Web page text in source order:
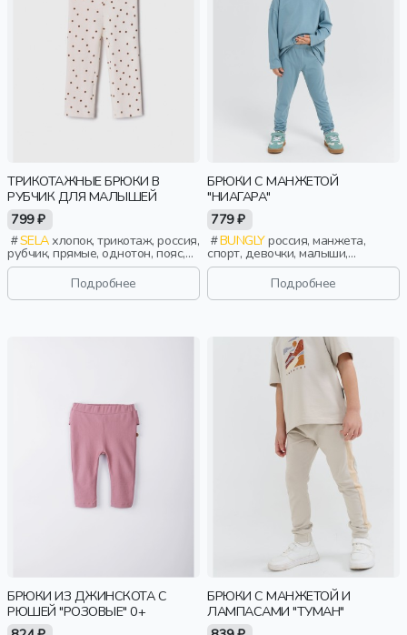
ТРИКОТАЖНЫЕ БРЮКИ В
РУБЧИК ДЛЯ МАЛЫШЕЙ
799 ₽
SELAхлопок, трикотаж, россия,
рубчик, прямые, однотон, пояс,
эластичные, малыши, дети
Подробнее
БРЮКИ С МАНЖЕТОЙ
"НИАГАРА"
779 ₽
BUNGLYроссия, манжета,
спорт, девочки, малыши,
дошкольники, дети
Подробнее
БРЮКИ ИЗ ДЖИНСКОТА С
РЮШЕЙ "РОЗОВЫЕ" 0+
БРЮКИ С МАНЖЕТОЙ И
ЛАМПАСАМИ "ТУМАН"